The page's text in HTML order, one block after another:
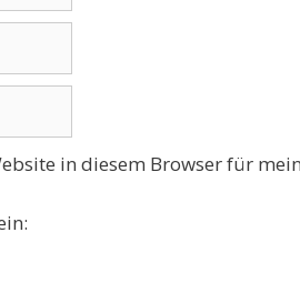
in diesem Browser für